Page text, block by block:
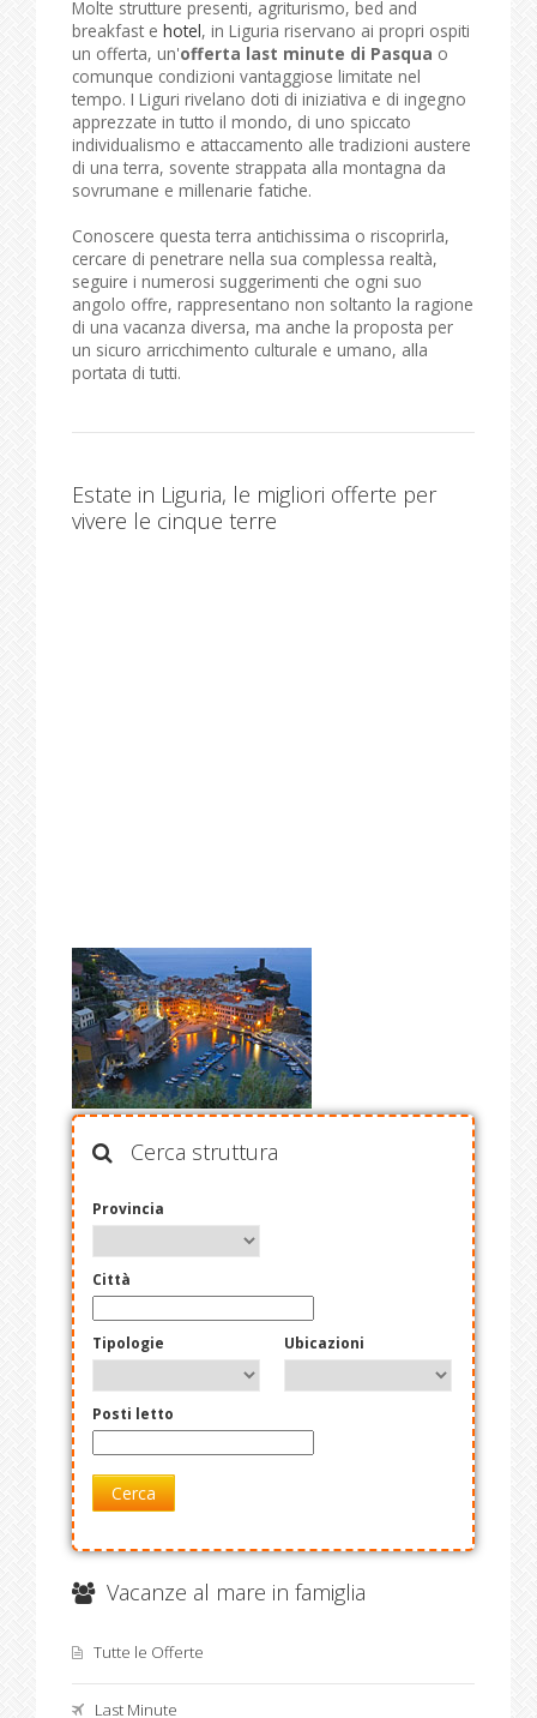
Molte strutture presenti, agriturismo, bed and
breakfast e hotel, in Liguria riservano ai propri ospiti
un offerta, un'offerta last minute di Pasqua o
comunque condizioni vantaggiose limitate nel
tempo. I Liguri rivelano doti di iniziativa e di ingegno
apprezzate in tutto il mondo, di uno spiccato
individualismo e attaccamento alle tradizioni austere
di una terra, sovente strappata alla montagna da
sovrumane e millenarie fatiche.
Conoscere questa terra antichissima o riscoprirla,
cercare di penetrare nella sua complessa realtà,
seguire i numerosi suggerimenti che ogni suo
angolo offre, rappresentano non soltanto la ragione
di una vacanza diversa, ma anche la proposta per
un sicuro arricchimento culturale e umano, alla
portata di tutti.
Estate in Liguria, le migliori offerte per
vivere le cinque terre
Cerca struttura
Provincia
Città
Tipologie Ubicazioni
Posti letto
Cerca
Vacanze al mare in famiglia
Tutte le Offerte
Last Minute